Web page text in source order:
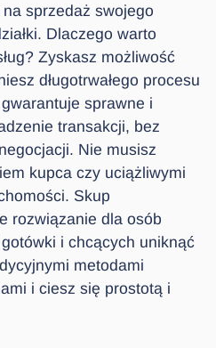
sprzedaż swojego
Dlaczego warto
Zyskasz możliwość
długotrwałego procesu
sprawne i
transakcji, bez
Nie musisz
kupca czy uciążliwymi
Skup
rozwiązanie dla osób
i chcących uniknąć
metodami
i ciesz się prostotą i